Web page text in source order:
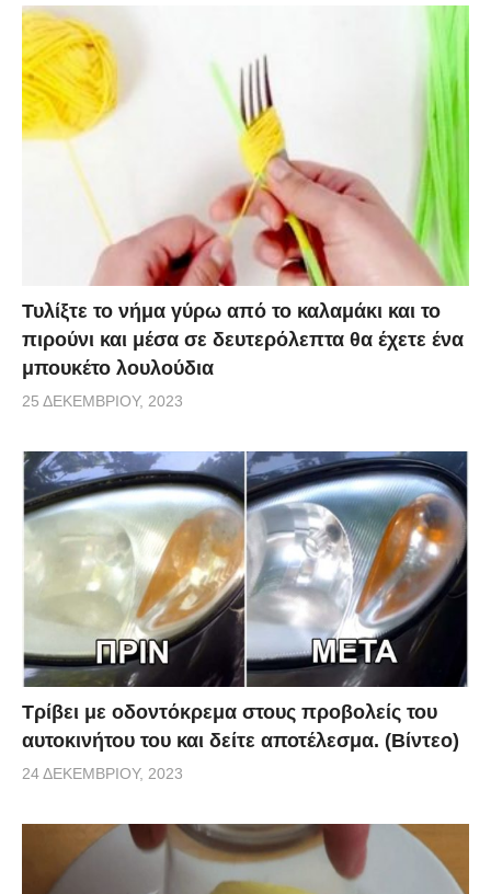
Τυλίξτε το νήμα γύρω από το καλαμάκι και το
πιρούνι και μέσα σε δευτερόλεπτα θα έχετε ένα
μπουκέτο λουλούδια
25 ΔΕΚΕΜΒΡΊΟΥ, 2023
Τρίβει με οδοντόκρεμα στους προβολείς του
αυτοκινήτου του και δείτε αποτέλεσμα. (Βίντεο)
24 ΔΕΚΕΜΒΡΊΟΥ, 2023